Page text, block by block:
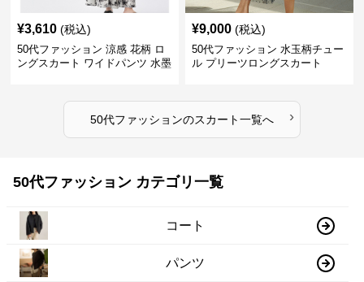
¥3,610 (税込)
50代ファッション 涼感 花柄 ロ
ングスカート ワイドパンツ 水墨
¥9,000 (税込)
50代ファッション 水玉柄チュー
ル プリーツロングスカート
50代ファッションのスカート一覧へ ›
50代ファッション カテゴリ一覧
コート
パンツ